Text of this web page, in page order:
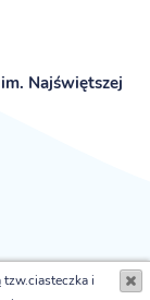
Najświętszej
i